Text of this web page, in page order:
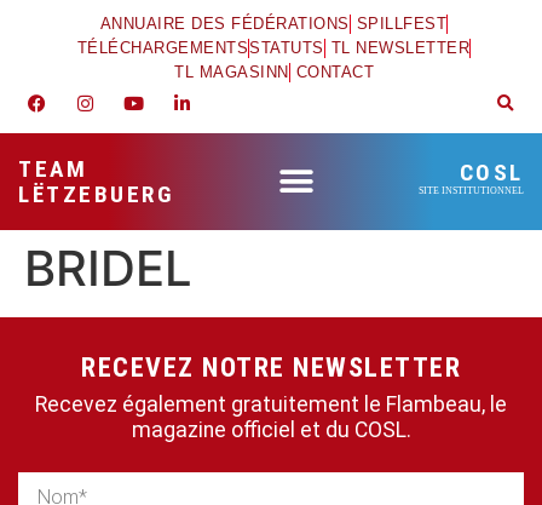
ANNUAIRE DES FÉDÉRATIONS SPILLFEST
TÉLÉCHARGEMENTSSTATUTS TL NEWSLETTER
TL MAGASINN CONTACT
TEAM
LËTZEBUERG
COSL
SITE INSTITUTIONNEL
BRIDEL
RECEVEZ NOTRE NEWSLETTER
Recevez également gratuitement le Flambeau, le
magazine officiel et du COSL.